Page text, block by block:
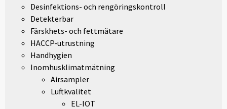
Desinfektions- och rengöringskontroll
Detekterbar
Färskhets- och fettmätare
HACCP-utrustning
Handhygien
Inomhusklimatmätning
Airsampler
Luftkvalitet
EL-IOT